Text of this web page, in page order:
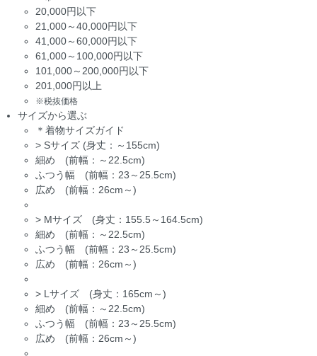
20,000円以下
21,000～40,000円以下
41,000～60,000円以下
61,000～100,000円以下
101,000～200,000円以下
201,000円以上
※税抜価格
サイズから選ぶ
＊着物サイズガイド
> Sサイズ (身丈：～155cm)
細め (前幅：～22.5cm)
ふつう幅 (前幅：23～25.5cm)
広め (前幅：26cm～)
> Mサイズ (身丈：155.5～164.5cm)
細め (前幅：～22.5cm)
ふつう幅 (前幅：23～25.5cm)
広め (前幅：26cm～)
> Lサイズ (身丈：165cm～)
細め (前幅：～22.5cm)
ふつう幅 (前幅：23～25.5cm)
広め (前幅：26cm～)